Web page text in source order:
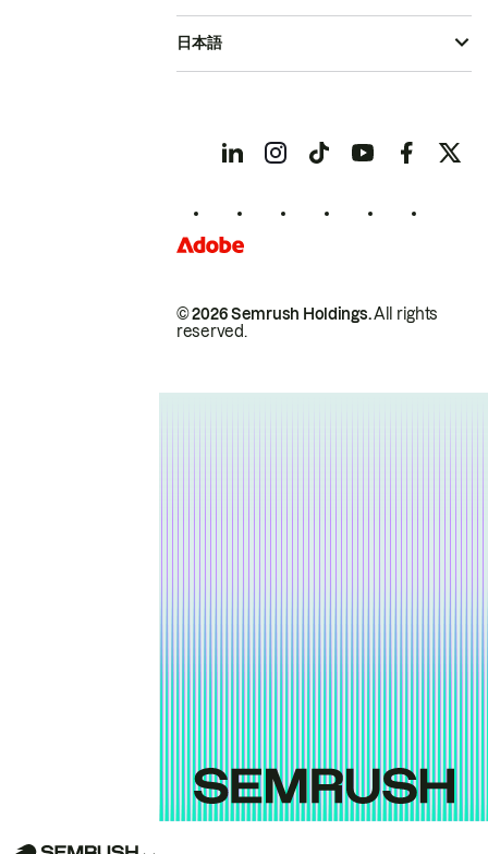
© 2026 Semrush Holdings.All rights
reserved.
日本語